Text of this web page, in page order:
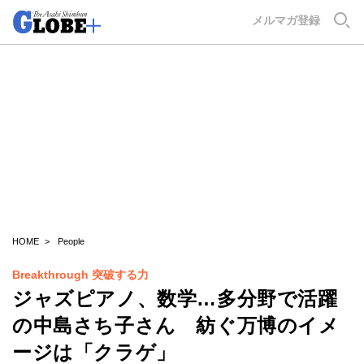
メルマガ登録
HOME People
Breakthrough 突破する力
ジャズピアノ、数学…多分野で活躍
の中島さち子さん 紡ぐ万博のイメ
ージは「クラゲ」